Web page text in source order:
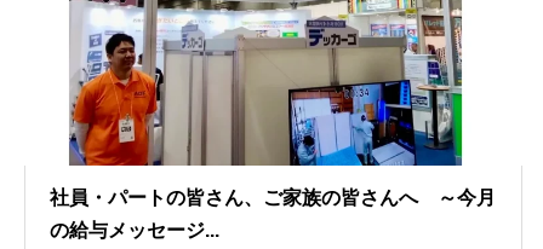
社員・パートの皆さん、ご家族の皆さんへ ～今月
の給与メッセージ...